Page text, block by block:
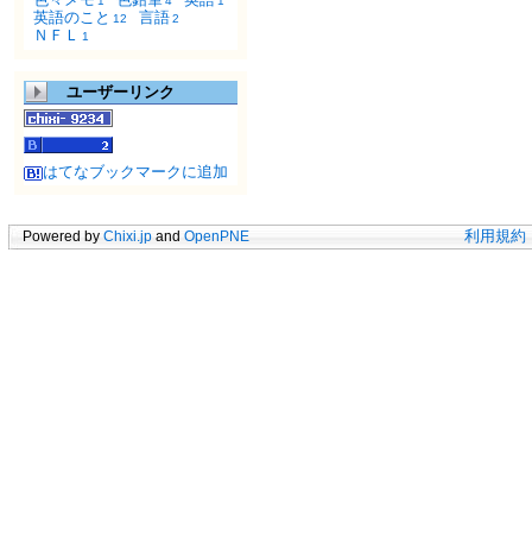
英語のこと 12 言語2
ＮＦＬ 1
ユーザーリンク
はてなブックマークに追加
Powered by Chixi.jp and OpenPNE 利用規約